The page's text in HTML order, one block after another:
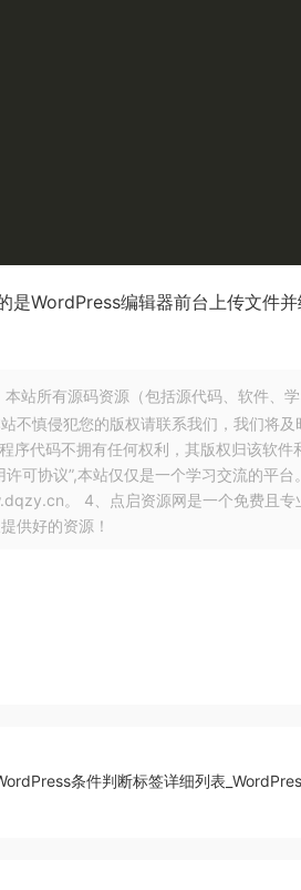
是WordPress编辑器前台上传文件
本站所有源码资源（包括源代码、软件、
不慎侵犯您的版权请联系我们，我们将及
序代码不拥有任何权利，其版权归该软件
可协议”,本站仅仅是一个学习交流的平台
。 4、点启资源网是一个免费且专
供好的资源！
条件判断标签详细列表